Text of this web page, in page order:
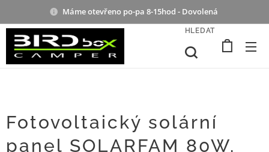
Máme otevřeno po-pa 8-15hod - Dovolená
HLEDAT
Fotovoltaický solární
panel SOLARFAM 80W,